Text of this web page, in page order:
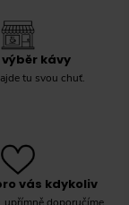
výběr kávy
tu svou chuť.
vás kdykoliv
upřímně doporučíme.